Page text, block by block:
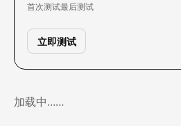
首次测试最后测试
立即测试
加载中……